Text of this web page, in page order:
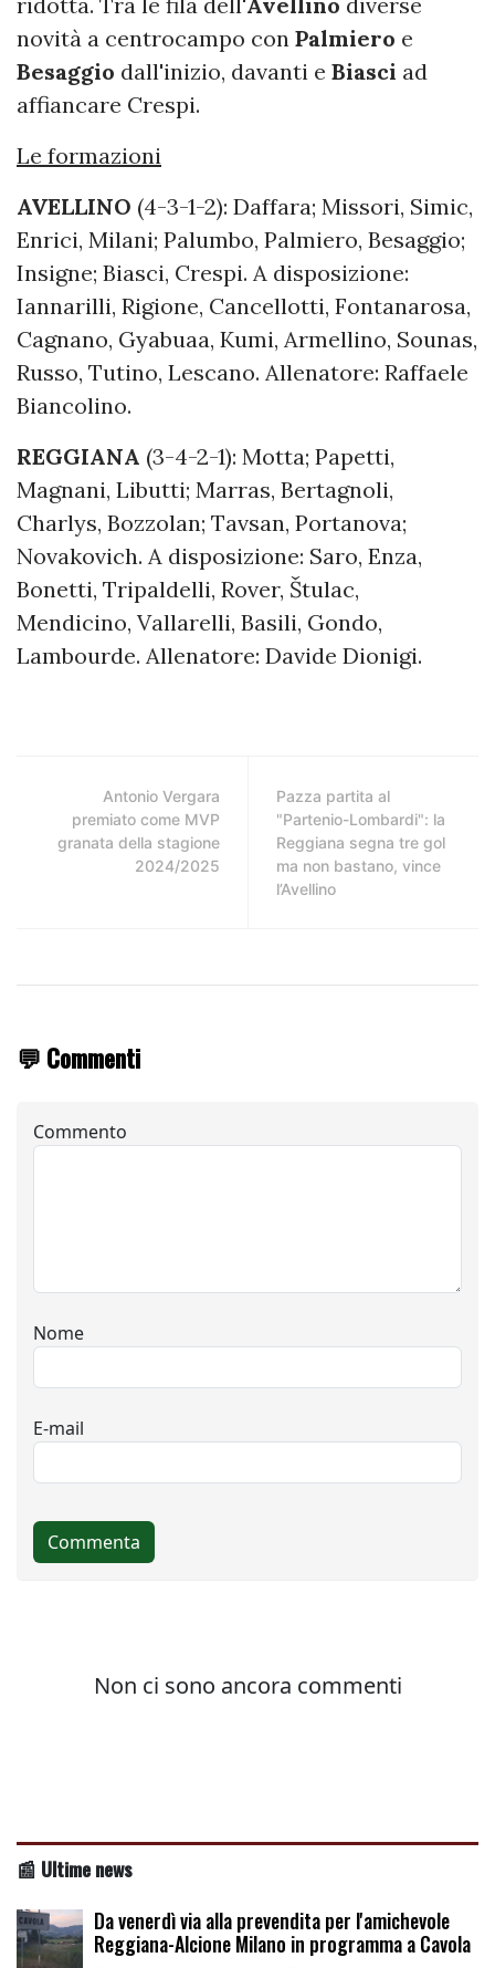
novità a centrocampo con Palmiero e
Besaggio dall'inizio, davanti e Biasci ad
affiancare Crespi.
Le formazioni
AVELLINO (4-3-1-2): Daffara; Missori, Simic,
Enrici, Milani; Palumbo, Palmiero, Besaggio;
Insigne; Biasci, Crespi. A disposizione:
Iannarilli, Rigione, Cancellotti, Fontanarosa,
Cagnano, Gyabuaa, Kumi, Armellino, Sounas,
Russo, Tutino, Lescano. Allenatore: Raffaele
Biancolino.
REGGIANA (3-4-2-1): Motta; Papetti,
Magnani, Libutti; Marras, Bertagnoli,
Charlys, Bozzolan; Tavsan, Portanova;
Novakovich. A disposizione: Saro, Enza,
Bonetti, Tripaldelli, Rover, Štulac,
Mendicino, Vallarelli, Basili, Gondo,
Lambourde. Allenatore: Davide Dionigi.
Antonio Vergara
premiato come MVP
granata della stagione
2024/2025
Pazza partita al
"Partenio-Lombardi": la
Reggiana segna tre gol
ma non bastano, vince
l’Avellino
💬 Commenti
📰 Ultime news
Da venerdì via alla prevendita per l'amichevole
Reggiana-Alcione Milano in programma a Cavola